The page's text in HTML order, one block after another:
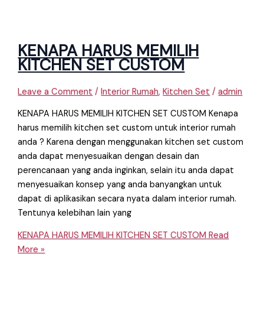
KENAPA HARUS MEMILIH
KITCHEN SET CUSTOM
Leave a Comment /Interior Rumah,Kitchen Set /admin
KENAPA HARUS MEMILIH KITCHEN SET CUSTOM Kenapa
harus memilih kitchen set custom untuk interior rumah
anda ? Karena dengan menggunakan kitchen set custom
anda dapat menyesuaikan dengan desain dan
perencanaan yang anda inginkan, selain itu anda dapat
menyesuaikan konsep yang anda banyangkan untuk
dapat di aplikasikan secara nyata dalam interior rumah.
Tentunya kelebihan lain yang
KENAPA HARUS MEMILIH KITCHEN SET CUSTOM Read
More »